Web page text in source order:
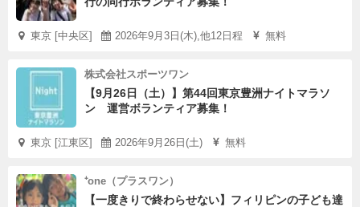
東京 [中央区] 2026年9月3日(木),他12日程 無料
株式会社スポーツワン
【9月26日（土）】第44回東京豊洲ナイトマラソ
ン 運営ボランティア募集！
東京 [江東区] 2026年9月26日(土) 無料
⁺one（プラスワン）
【一度きりで終わらせない】フィリピンの子ども達